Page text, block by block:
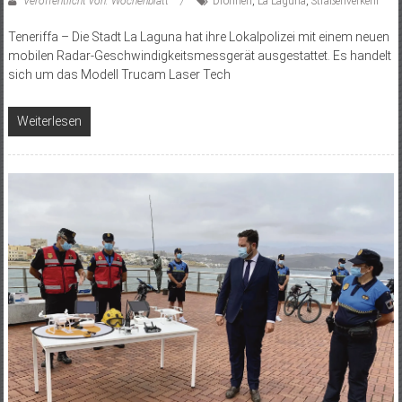
Teneriffa – Die Stadt La Laguna hat ihre Lokalpolizei mit einem neuen
mobilen Radar-Geschwindigkeitsmessgerät ausgestattet. Es handelt
sich um das Modell Trucam Laser Tech
Weiterlesen